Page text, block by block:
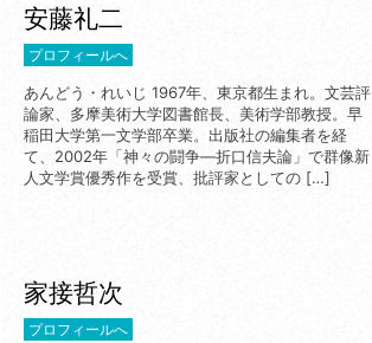
安藤礼二
あんどう・れいじ 1967年、東京都生まれ。文芸評
論家、多摩美術大学図書館長、美術学部教授。早
稲田大学第一文学部卒業。出版社の編集者を経
て、2002年「神々の闘争―折口信夫論」で群像新
人文学賞優秀作を受賞、批評家としての […]
プロフィールへ
家接哲次
プロフィールへ